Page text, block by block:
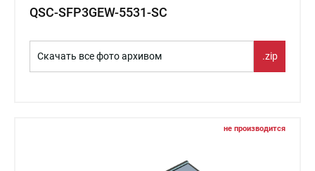
QSC-SFP3GEW-5531-SC
Скачать все фото архивом .zip
не производится